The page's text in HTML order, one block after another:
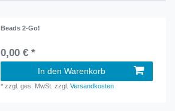
Beads 2-Go!
0,00 € *
In den Warenkorb
*zzgl. ges. MwSt. zzgl.Versandkosten